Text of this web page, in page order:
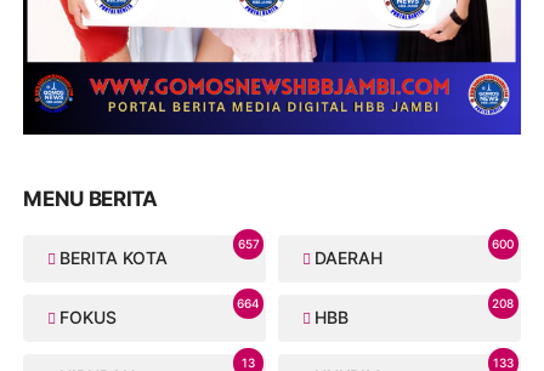
MENU BERITA
BERITA KOTA
657
DAERAH
600
FOKUS
664
HBB
208
13 133